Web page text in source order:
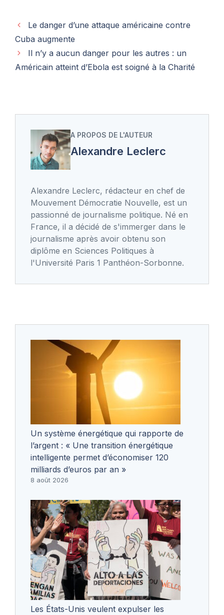
Le danger d’une attaque américaine contre
Cuba augmente
Il n’y a aucun danger pour les autres : un
Américain atteint d’Ebola est soigné à la Charité
A PROPOS DE L'AUTEUR
Alexandre Leclerc
Alexandre Leclerc, rédacteur en chef de
Mouvement Démocratie Nouvelle, est un
passionné de journalisme politique. Né en
France, il a décidé de s'immerger dans le
journalisme après avoir obtenu son
diplôme en Sciences Politiques à
l'Université Paris 1 Panthéon-Sorbonne.
Un système énergétique qui rapporte de
l’argent : « Une transition énergétique
intelligente permet d’économiser 120
milliards d’euros par an »
8 août 2026
Les États-Unis veulent expulser les